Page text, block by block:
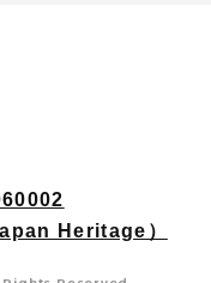
Heritage）